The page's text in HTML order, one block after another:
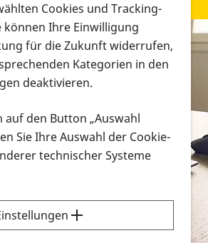
in verschiedenen
Ort
wie Sie nach Infonmaterial
bestellen bzw. herunterladen
Sie sich dieErklärvideos zum
Cookies und Tracking-
können Ihre Einwilligung
für die Zukunft widerrufen,
Kategorien in den
deaktivieren.
auf den Button „Auswahl
Sie Ihre Auswahl der Cookie-
technischer Systeme